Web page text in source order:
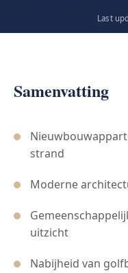
Last
Samenvatting
strand
Moderne
uitzicht
Nabijheid van